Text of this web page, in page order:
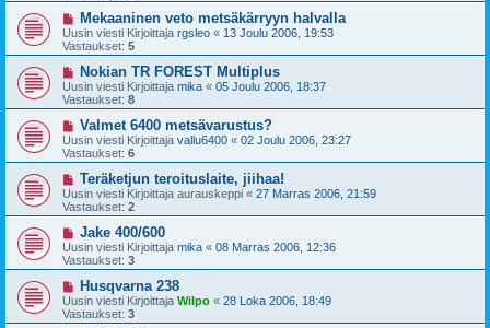
Mekaaninen veto metsäkärryyn halvalla
Uusin viesti Kirjoittaja rgsleo « 13 Joulu 2006, 19:53
Vastaukset: 5
Nokian TR FOREST Multiplus
Uusin viesti Kirjoittaja mika « 05 Joulu 2006, 18:37
Vastaukset: 8
Valmet 6400 metsävarustus?
Uusin viesti Kirjoittaja vallu6400 « 02 Joulu 2006, 23:27
Vastaukset: 6
Teräketjun teroituslaite, jiihaa!
Uusin viesti Kirjoittaja aurauskeppi « 27 Marras 2006, 21:59
Vastaukset: 2
Jake 400/600
Uusin viesti Kirjoittaja mika « 08 Marras 2006, 12:36
Vastaukset: 3
Husqvarna 238
Uusin viesti Kirjoittaja Wilpo « 28 Loka 2006, 18:49
Vastaukset: 3